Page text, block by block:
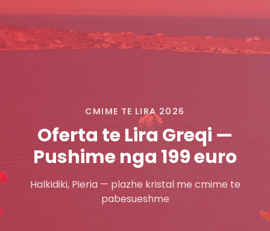
CMIME TE LIRA 2026
Oferta te Lira Greqi —
Pushime nga 199 euro
Halkidiki, Pieria — plazhe kristal me cmime te
pabesueshme